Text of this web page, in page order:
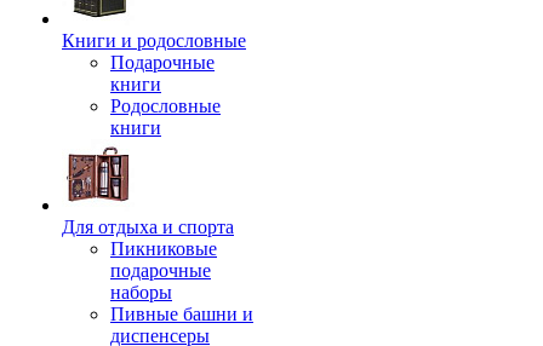
Книги и родословные
Подарочные
книги
Родословные
книги
Для отдыха и спорта
Пикниковые
подарочные
наборы
Пивные башни и
диспенсеры